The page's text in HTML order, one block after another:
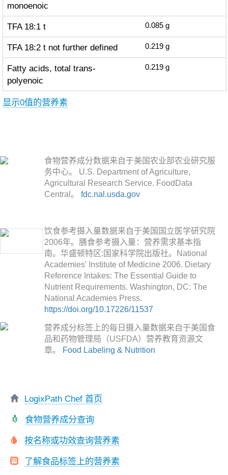
monoenoic
TFA 18:1 t 0.085 g
TFA 18:2 t not further defined 0.219 g
Fatty acids, total trans-
polyenoic
0.219 g
显示0值的营养素
食物营养成分数据来自于美国农业部农业研究服
务中心。 U.S. Department of Agriculture,
Agricultural Research Service. FoodData
Central。 fdc.nal.usda.gov
饮食参考摄入量数据来自于美国国立医学研究院
2006年。膳食参考摄入量：营养需求基本指
南。华盛顿特区:国家科学院出版社。National
Academies' Institute of Medicine 2006. Dietary
Reference Intakes: The Essential Guide to
Nutrient Requirements. Washington, DC: The
National Academies Press.
https://doi.org/10.17226/11537
营养成分标签上的每日摄入量数据来自于美国食
品和药物管理局（USFDA）营养教育资源文
章。
Food Labeling & Nutrition
LogixPath Chef 首页
食物营养成分查询
按名称或功效查询营养素
了解食品标签上的营养素